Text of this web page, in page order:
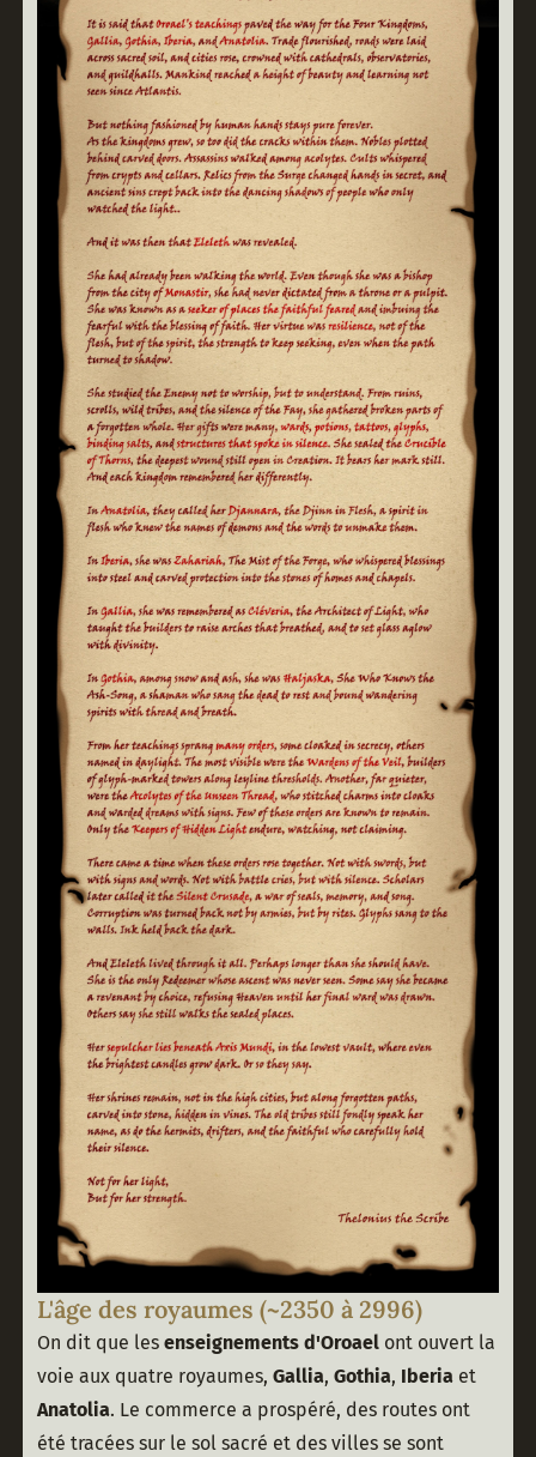
L'âge des royaumes (~2350 à 2996)
On dit que les enseignements d'Oroael ont ouvert la
voie aux quatre royaumes, Gallia, Gothia, Iberia
et
Anatolia. Le commerce a prospéré, des routes ont
été tracées sur le sol sacré et des villes se sont